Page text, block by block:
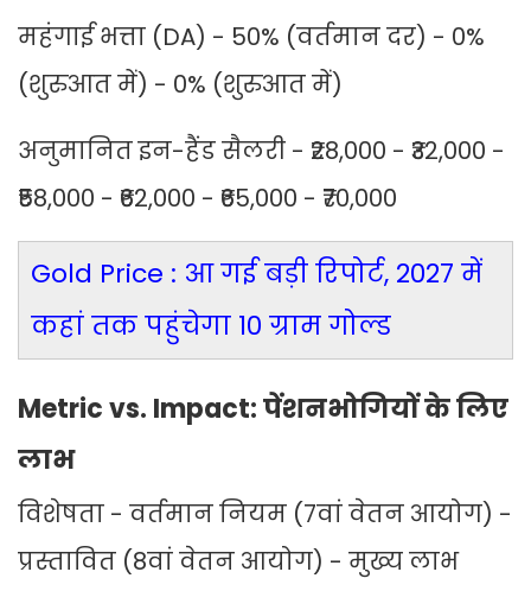
महंगाई भत्ता (DA) - 50% (वर्तमान दर) - 0%
(शुरुआत में) - 0% (शुरुआत में)
अनुमानित इन-हैंड सैलरी - ₹28,000 - ₹32,000 -
₹58,000 - ₹62,000 - ₹65,000 - ₹70,000
Gold Price : आ गई बड़ी रिपोर्ट, 2027 में
कहां तक पहुंचेगा 10 ग्राम गोल्ड
Metric vs. Impact: पेंशनभोगियों के लिए
लाभ
विशेषता - वर्तमान नियम (7वां वेतन आयोग) -
प्रस्तावित (8वां वेतन आयोग) - मुख्य लाभ